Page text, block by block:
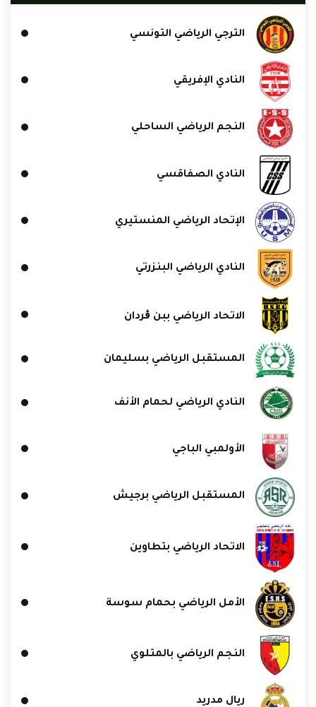
الترجي الرياضي التونسي
النادي الإفريقي
النجم الرياضي الساحلي
النادي الصفاقسي
الإتحاد الرياضي المنستيري
النادي الرياضي البنزرتي
الاتحاد الرياضي ببن ڨردان
المستقبل الرياضي بسليمان
النادي الرياضي لحمام الأنف
الأولمبي الباجي
المستقبل الرياضي برجيش
الاتحاد الرياضي بتطاوين
الأمل الرياضي بحمام سوسة
النجم الرياضي بالمتلوي
ريال مدريد